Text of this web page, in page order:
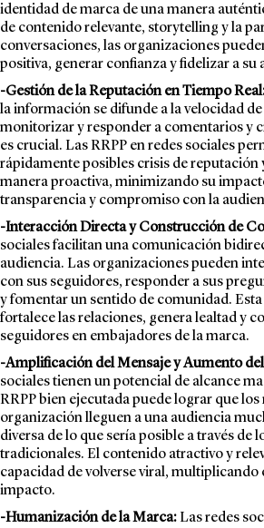
identidad de marca de una manera
de contenido relevante, storytelling y la
conversaciones, las organizaciones
positiva, generar confianza y fidelizar a su
-Gestión de la Reputación en Tiempo
la información se difunde a la velocidad
monitorizar y responder a comentarios y
es crucial. Las RRPP en redes sociales
rápidamente posibles crisis de reputación
manera proactiva, minimizando su
transparencia y compromiso con la
-Interacción Directa y Construcción de
sociales facilitan una comunicación
audiencia. Las organizaciones pueden
con sus seguidores, responder a sus
y fomentar un sentido de comunidad.
fortalece las relaciones, genera lealtad y
seguidores en embajadores de la marca.
-Amplificación del Mensaje y Aumento
sociales tienen un potencial de alcance
RRPP bien ejecutada puede lograr que los
organización lleguen a una audiencia
diversa de lo que sería posible a través de
tradicionales. El contenido atractivo y
capacidad de volverse viral,
impacto.
-Humanización de la Marca:Las redes